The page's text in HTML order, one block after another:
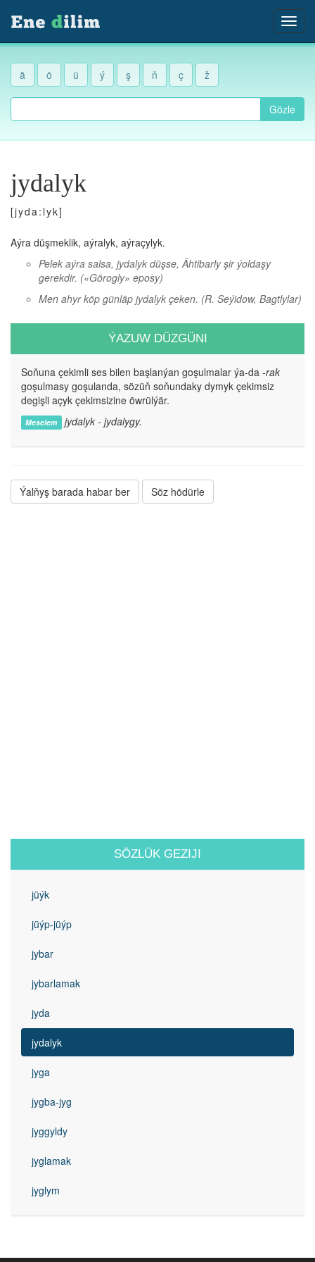
ä ö ü ý ş ň ç ž
Gözle
jydalyk
[jyda:lyk]
Aýra düşmeklik, aýralyk, aýraçylyk.
Pelek aýra salsa, jydalyk düşse, Ähtibarly şir ýoldaşy
gerekdir. («Görogly» eposy)
Men ahyr köp günläp jydalyk çeken. (R. Seýidow, Bagtlylar)
ÝAZUW DÜZGÜNI
Soňuna çekimli ses bilen başlanýan goşulmalar ýa-da -rak
goşulmasy goşulanda, sözüň soňundaky dymyk çekimsiz
degişli açyk çekimsizine öwrülýär.
Meselem jydalyk - jydalygy.
Ýalňyş barada habar ber Söz hödürle
SÖZLÜK GEZIJI
jüýk
jüýp-jüýp
jybar
jybarlamak
jyda
jydalyk
jyga
jygba-jyg
jyggyldy
jyglamak
jyglym